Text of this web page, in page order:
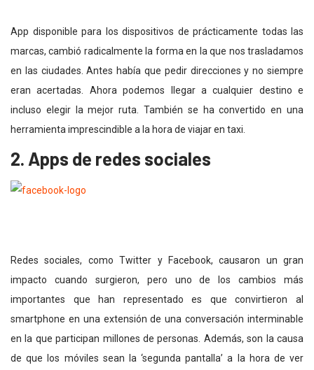
App disponible para los dispositivos de prácticamente todas las
marcas, cambió radicalmente la forma en la que nos trasladamos
en las ciudades. Antes había que pedir direcciones y no siempre
eran acertadas. Ahora podemos llegar a cualquier destino e
incluso elegir la mejor ruta. También se ha convertido en una
herramienta imprescindible a la hora de viajar en taxi.
2. Apps de redes sociales
Redes sociales, como Twitter y Facebook, causaron un gran
impacto cuando surgieron, pero uno de los cambios más
importantes que han representado es que convirtieron al
smartphone en una extensión de una conversación interminable
en la que participan millones de personas. Además, son la causa
de que los móviles sean la ‘segunda pantalla’ a la hora de ver